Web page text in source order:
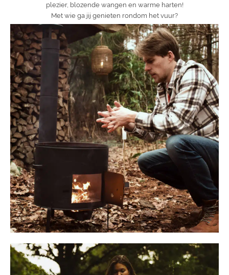
plezier, blozende wangen en warme harten!
Met wie ga jij genieten rondom het vuur?